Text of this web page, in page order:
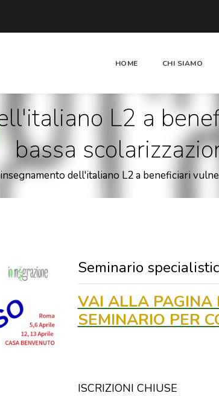
HOME CHI SIAMO
L2 a
bassa
dell'italiano L2 a beneficiari
Seminario
VAI ALLA PAGINA
SEMINARIO PER
ISCRIZIONI CHIUSE